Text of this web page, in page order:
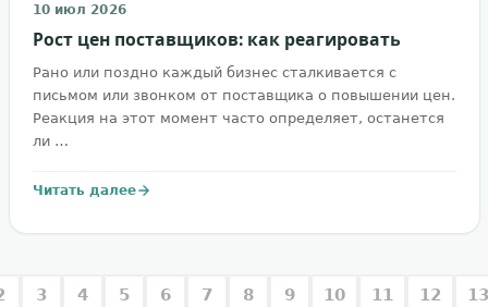
10 июл 2026
Рост цен поставщиков: как реагировать
Рано или поздно каждый бизнес сталкивается с
письмом или звонком от поставщика о повышении цен.
Реакция на этот момент часто определяет, останется
ли …
Читать далее
3 4 5 6 7 8 9 10 11 12 13